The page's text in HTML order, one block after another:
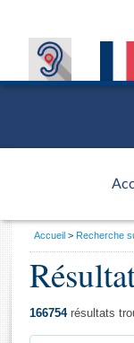
Vous
Accueil Recherche
166754résultats